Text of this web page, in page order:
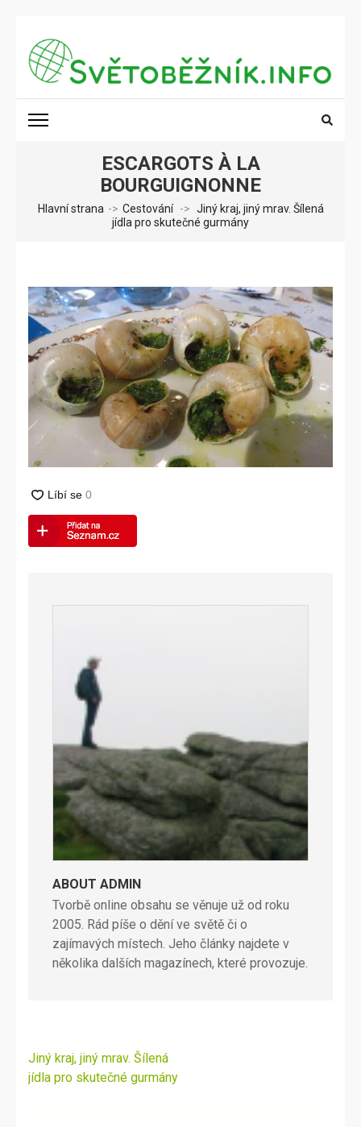
obsah
(stiskněte
Enter)
SVĚTOBĚŽNÍK.INFO
ESCARGOTS À LA
BOURGUIGNONNE
Hlavní strana -> Cestování -> Jiný kraj, jiný mrav. Šílená
jídla pro skutečné gurmány
ABOUT ADMIN
Tvorbě online obsahu se věnuje už od roku
2005. Rád píše o dění ve světě či o
zajímavých místech. Jeho články najdete v
několika dalších magazínech, které provozuje.
Navigace
pro
Jiný kraj, jiný mrav. Šílená
jídla pro skutečné gurmány